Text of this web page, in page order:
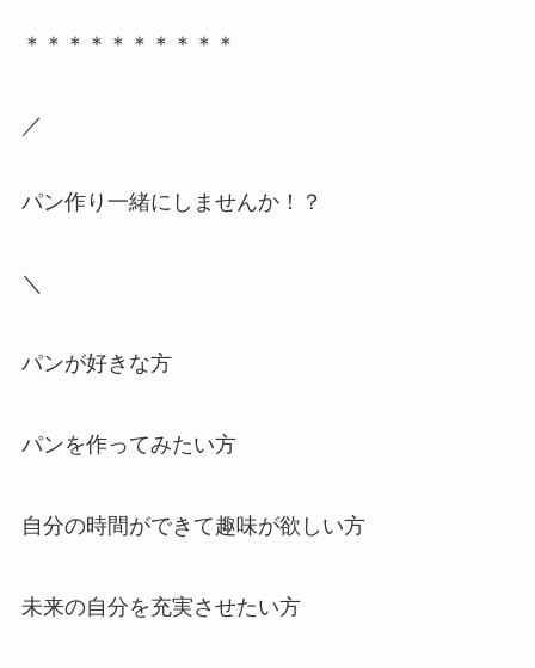
＊＊＊＊＊＊＊＊＊＊
／
パン作り一緒にしませんか！？
＼
パンが好きな方
パンを作ってみたい方
自分の時間ができて趣味が欲しい方
未来の自分を充実させたい方